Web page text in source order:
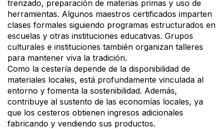
trenzado, preparación de materias primas y uso de
herramientas. Algunos maestros certificados imparten
clases formales siguiendo programas estructurados en
escuelas y otras instituciones educativas. Grupos
culturales e instituciones también organizan talleres
para mantener viva la tradición.
Como la cestería depende de la disponibilidad de
materiales locales, está profundamente vinculada al
entorno y fomenta la sostenibilidad. Además,
contribuye al sustento de las economías locales, ya
que los cesteros obtienen ingresos adicionales
fabricando y vendiendo sus productos.